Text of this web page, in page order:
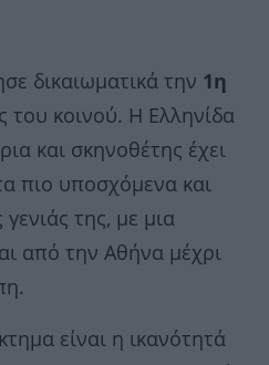
δικαιωματικά την 1η
του κοινού. Η Ελληνίδα
και σκηνοθέτης έχει
πιο υποσχόμενα και
της, με μια
από την Αθήνα μέχρι
είναι η ικανότητά